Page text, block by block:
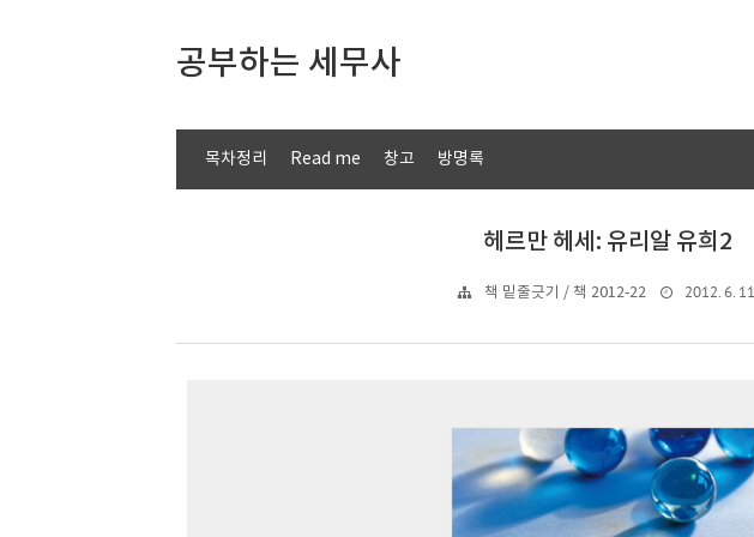
공부하는 세무사
목차정리 Read me 창고 방명록
헤르만 헤세: 유리알 유희2
책 밑줄긋기 / 책 2012-22 2012. 6. 11.